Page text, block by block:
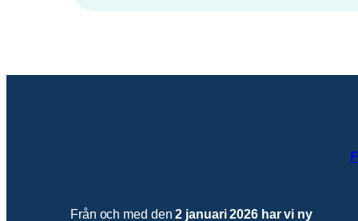
Från och med den2 januari 2026 har vi ny